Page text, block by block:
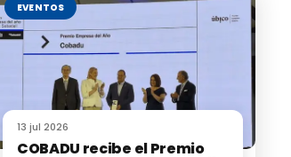
EVENTOS
13 jul 2026
COBADU recibe el Premio